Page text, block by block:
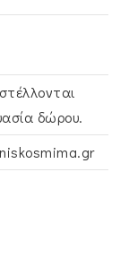
δώρου.